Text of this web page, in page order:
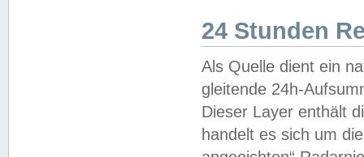
24 Stunden
Als Quelle dient ein
gleitende 24h-
Dieser Layer enthält
handelt es sich um